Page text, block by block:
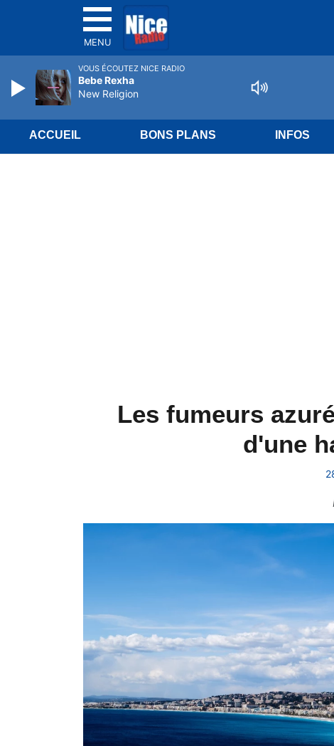
MENU
ACCUEIL BONS PLANS INFOS
Les fumeurs
d'une
VOUS ÉCOUTEZ NICE RADIO
Bebe Rexha
New Religion